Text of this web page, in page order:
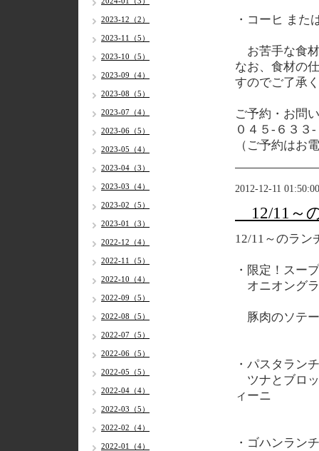
・コーヒ また
お苦手な食
なお、食材の
すのでご了承
ご予約・お問
０４５-６３３
（ご予約はお
2012-12-11 01:50:00
12/11～
12/11～のラン
・限定！スー
オニオング
豚肉のソテ
・パスタランチ
ツナとブロ
ィーニ
・ゴハンランチ
2023-12（2）
2023-11（5）
2023-10（5）
2023-09（4）
2023-08（5）
2023-07（4）
2023-06（5）
2023-05（4）
2023-04（3）
2023-03（4）
2023-02（5）
2023-01（3）
2022-12（4）
2022-11（5）
2022-10（4）
2022-09（5）
2022-08（5）
2022-07（5）
2022-06（5）
2022-05（5）
2022-04（4）
2022-03（5）
2022-02（4）
2022-01（4）